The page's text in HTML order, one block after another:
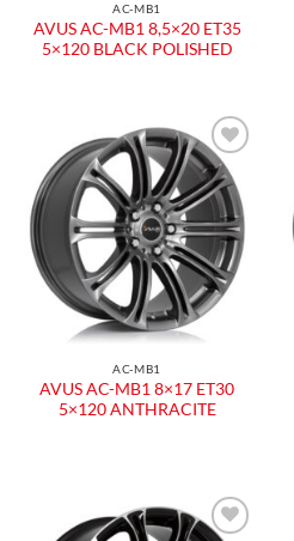
AC-MB1
AVUS AC-MB1 8,5×20 ET35
5×120 BLACK POLISHED
Aggiungi
alla lista
dei
desideri
AC-MB1
AVUS AC-MB1 8×17 ET30
5×120 ANTHRACITE